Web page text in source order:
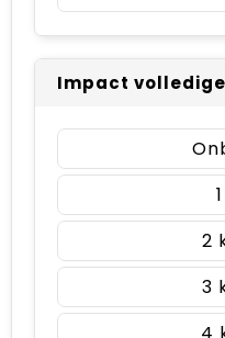
Impact volledige
1
2
3